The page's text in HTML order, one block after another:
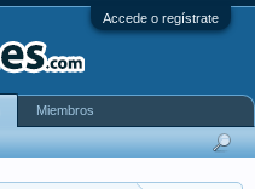
Accede o regístrate
Miembros